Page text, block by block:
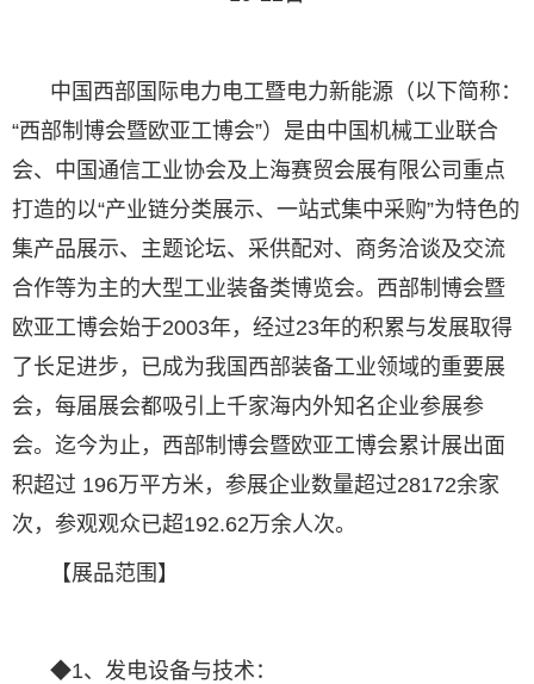
中国西部国际电力电工暨电力新能源（以下简称：
“西部制博会暨欧亚工博会”）是由中国机械工业联合
会、中国通信工业协会及上海赛贸会展有限公司重点
打造的以“产业链分类展示、一站式集中采购”为特色的
集产品展示、主题论坛、采供配对、商务洽谈及交流
合作等为主的大型工业装备类博览会。西部制博会暨
欧亚工博会始于2003年，经过23年的积累与发展取得
了长足进步，已成为我国西部装备工业领域的重要展
会，每届展会都吸引上千家海内外知名企业参展参
会。迄今为止，西部制博会暨欧亚工博会累计展出面
积超过 196万平方米，参展企业数量超过28172余家
次，参观观众已超192.62万余人次。
【展品范围】
◆1、发电设备与技术：